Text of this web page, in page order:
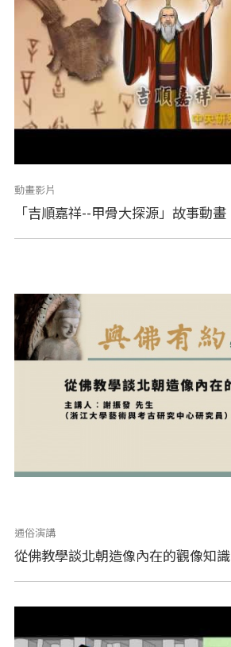
動畫影片
「吉順嘉祥--甲骨大探源」故事動畫
通俗演講
從佛教學談北朝造像內在的觀像知識